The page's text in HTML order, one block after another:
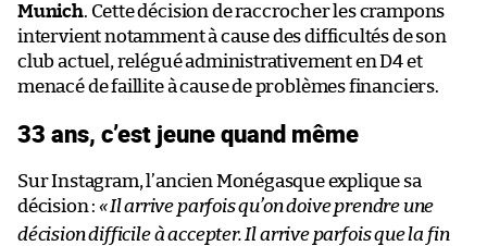
Munich. Cette décision de raccrocher les crampons
intervient notamment à cause des difficultés de son
club actuel, relégué administrativement en D4 et
menacé de faillite à cause de problèmes financiers.
33 ans, c’est jeune quand même
Sur Instagram, l’ancien Monégasque explique sa
décision :«Il arrive parfois qu’on doive prendre une
décision difficile à accepter. Il arrive parfois que la fin